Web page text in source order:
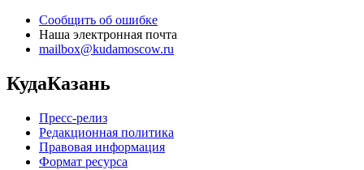
Сообщить об ошибке
Наша электронная почта
mailbox@kudamoscow.ru
КудаКазань
Пресс-релиз
Редакционная политика
Правовая информация
Формат ресурса